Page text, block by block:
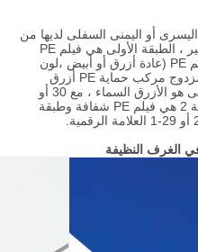
اليسرى أو اليمنى السفلى لديها من
1 إلى 20 أو 30 إلى 1 ، من أجل التغيير ، الطبقة الأولى هي فيلم PE
لون
يمكن تخصيصها) + طبقة 1 طلاء مزدوج مركب حماية PE أزرق
السماء إلى ، مزدوج قناع الطبقة الأولى هو الأزرق السماء ، مع 30 أو
أكثر 1 علامة رقمية ،بدون غراء الطبقة 2 هي فيلم PE شفافة وطبقة
الغرف النظيفة